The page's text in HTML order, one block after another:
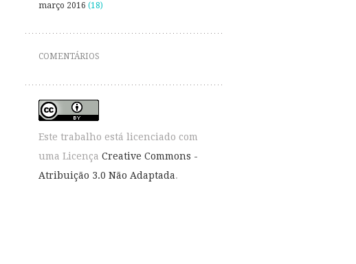
março 2016 (18)
COMENTÁRIOS
Este trabalho está licenciado com
uma Licença Creative Commons -
Atribuição 3.0 Não Adaptada.